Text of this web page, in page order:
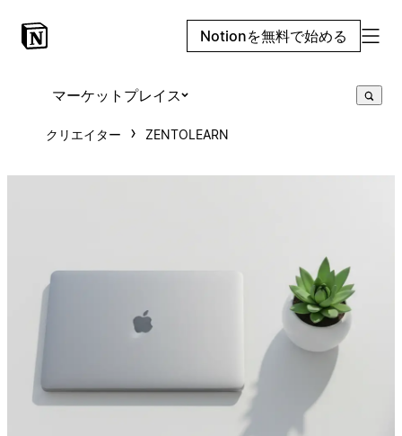
Notionを無料で始める
マーケットプレイス
クリエイター ZENTOLEARN